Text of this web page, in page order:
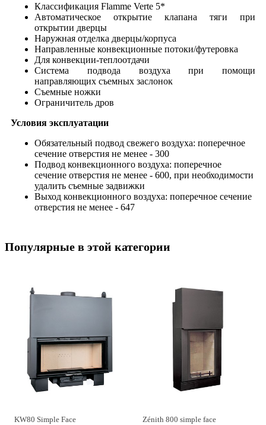
Классификация Flamme Verte 5*
Автоматическое открытие клапана тяги при
открытии дверцы
Наружная отделка дверцы/корпуса
Направленные конвекционные потоки/футеровка
Для конвекции-теплоотдачи
Система подвода воздуха при помощи
направляющих съемных заслонок
Съемные ножки
Ограничитель дров
Условия эксплуатации
Обязательный подвод свежего воздуха: поперечное
сечение отверстия не менее - 300
Подвод конвекционного воздуха: поперечное
сечение отверстия не менее - 600, при необходимости
удалить съемные задвижки
Выход конвекционного воздуха: поперечное сечение
отверстия не менее - 647
Популярные в этой категории
KW80 Simple Face Zénith 800 simple face